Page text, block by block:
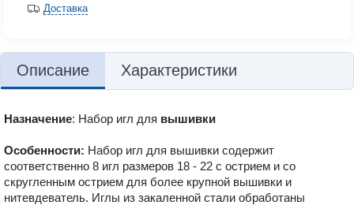
Доставка
Описание Характеристики
Назначение: Набор игл для вышивки
Особенности: Набор игл для вышивки содержит
соответственно 8 игл размеров 18 - 22 с острием и со
скругленным острием для более крупной вышивки и
нитевдеватель. Иглы из закаленной стали обработаны